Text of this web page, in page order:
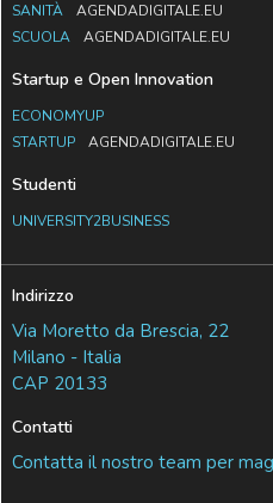
SANITÀ
AGENDADIGITALE.EU
SCUOLA
AGENDADIGITALE.EU
Startup e Open Innovation
ECONOMYUP
STARTUP
AGENDADIGITALE.EU
Studenti
UNIVERSITY2BUSINESS
Indirizzo
Via Moretto da Brescia, 22
Milano - Italia
CAP 20133
Contatti
Contatta il nostro team per